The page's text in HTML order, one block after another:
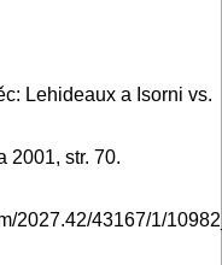
Lehideaux a Isorni vs.
2001, str. 70.
2027.42/43167/1/